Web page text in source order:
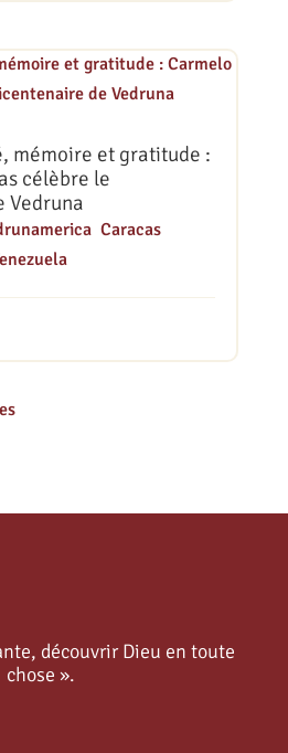
mémoire et gratitude :
célèbre le
Vedruna
, Caracas,
découvrir Dieu en toute
chose ».